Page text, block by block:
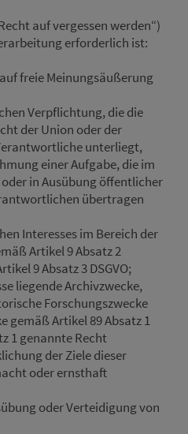
auf vergessen werden“)
erforderlich ist:
freie Meinungsäußerung
Verpflichtung, die die
der Union oder der
unterliegt,
einer Aufgabe, die im
in Ausübung öffentlicher
übertragen
Interesses im Bereich der
Artikel 9 Absatz 2
9 Absatz 3 DSGVO;
liegende Archivzwecke,
Forschungszwecke
gemäß Artikel 89 Absatz 1
1 genannte Recht
der Ziele dieser
oder ernsthaft
oder Verteidigung von